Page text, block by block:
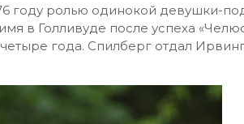
году ролью одинокой девушки-
в Голливуде после успеха
четыре года. Спилберг отдал